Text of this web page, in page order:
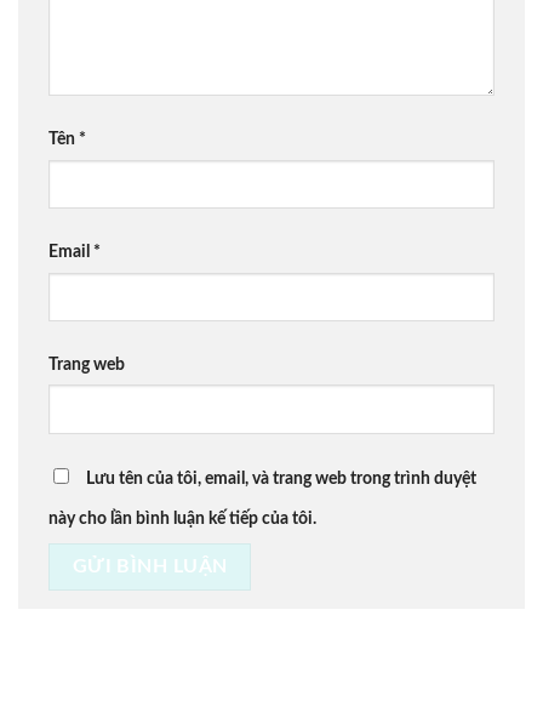
Tên *
Email *
Trang web
Lưu tên của tôi, email, và trang web trong trình duyệt
này cho lần bình luận kế tiếp của tôi.